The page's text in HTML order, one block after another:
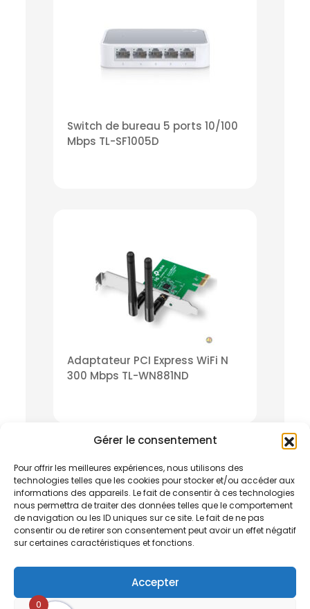
Gérer le consentement
Pour offrir les meilleures expériences, nous utilisons des
technologies telles que les cookies pour stocker et/ou accéder aux
informations des appareils. Le fait de consentir à ces technologies
nous permettra de traiter des données telles que le comportement
de navigation ou les ID uniques sur ce site. Le fait de ne pas
consentir ou de retirer son consentement peut avoir un effet négatif
sur certaines caractéristiques et fonctions.
Accepter
Switch de bureau 5 ports 10/100
Mbps TL-SF1005D
Adaptateur PCI Express WiFi N
300 Mbps TL-WN881ND
0